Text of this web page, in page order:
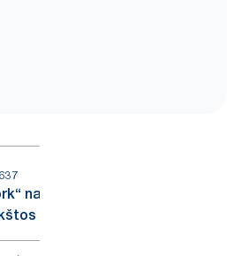
natūralios spalvos
kokybės įrankių vokelis